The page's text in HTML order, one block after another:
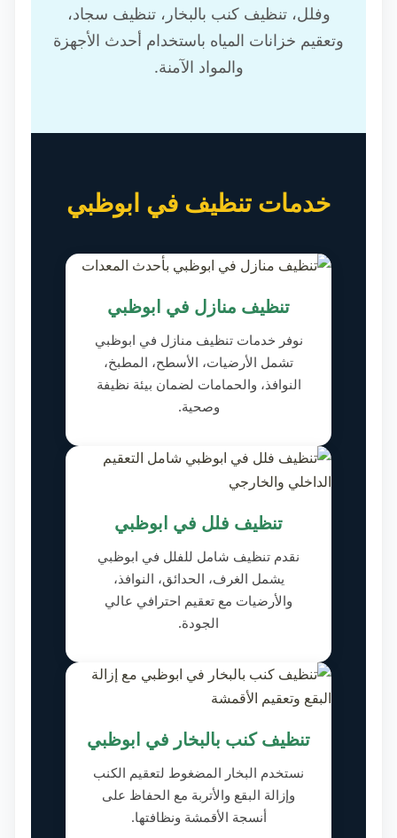
وفلل، تنظيف كنب بالبخار، تنظيف سجاد،
وتعقيم خزانات المياه باستخدام أحدث الأجهزة
والمواد الآمنة.
خدمات تنظيف في ابوظبي
تنظيف منازل في ابوظبي
نوفر خدمات تنظيف منازل في ابوظبي
تشمل الأرضيات، الأسطح، المطبخ،
النوافذ، والحمامات لضمان بيئة نظيفة
وصحية.
تنظيف فلل في ابوظبي
نقدم تنظيف شامل للفلل في ابوظبي
يشمل الغرف، الحدائق، النوافذ،
والأرضيات مع تعقيم احترافي عالي
الجودة.
تنظيف كنب بالبخار في ابوظبي
نستخدم البخار المضغوط لتعقيم الكنب
وإزالة البقع والأتربة مع الحفاظ على
أنسجة الأقمشة ونظافتها.